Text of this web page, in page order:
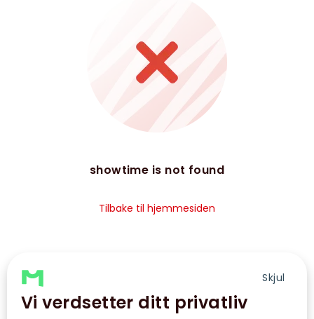
Skjul
Vi verdsetter ditt privatliv
showtime is not found
Tilbake til hjemmesiden